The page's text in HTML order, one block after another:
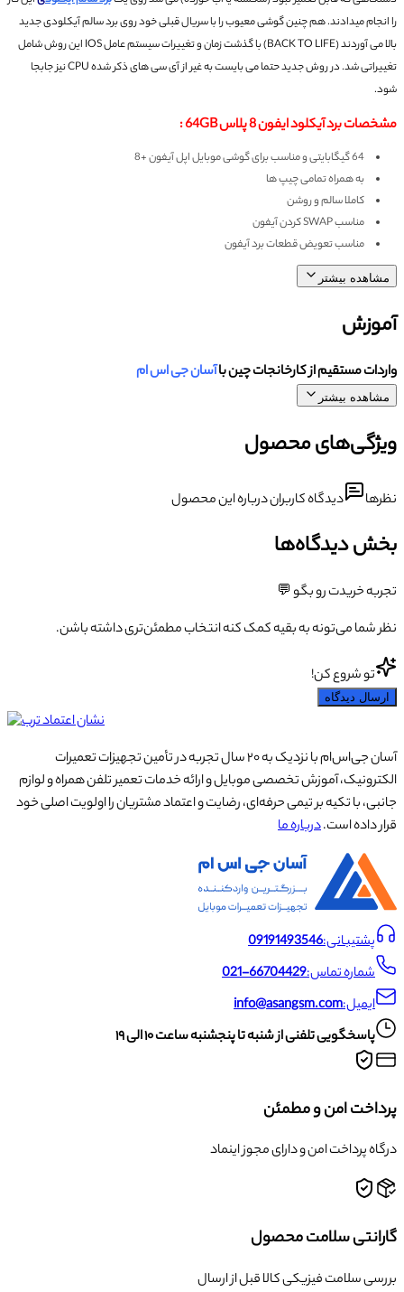
را انجام میدادند.هم چنین گوشی معیوب را با سریال قبلی خود روی برد سالم آیکلودی جدید
بالا می آوردند (BACK TO LIFE)
با گذشت زمان و تغییرات سیستم عامل IOS این روش شامل
تغییراتی شد.
در روش جدید حتما می بایست به غیر از آی سی های ذکر شده CPU نیز جابجا
شود.
مشخصات برد آیکلود ایفون 8 پلاس 64GB :
64 گیگابایتی و مناسب برای گوشی موبایل اپل آیفون +8
به همراه تمامی چیپ ها
کاملا سالم و روشن
مناسب SWAP کردن آیفون
مناسب تعویض قطعات برد آیفون
مشاهده بیشتر
آموزش
واردات مستقیم از کارخانجات چین باآسان جی اس ام
مشاهده بیشتر
ویژگی‌های محصول
نظرها دیدگاه کاربران درباره این محصول
بخش دیدگاه‌ها
تجربه خریدت رو بگو 💬
نظر شما می‌تونه به بقیه کمک کنه انتخاب مطمئن‌تری داشته باشن.
تو شروع کن!
ارسال دیدگاه
آسان جی‌اس‌ام با نزدیک به ۲۰ سال تجربه در تأمین تجهیزات تعمیرات
الکترونیک، آموزش تخصصی موبایل و ارائه خدمات تعمیر تلفن همراه و لوازم
جانبی، با تکیه بر تیمی حرفه‌ای، رضایت و اعتماد مشتریان را اولویت اصلی خود
قرار داده است.درباره ما
پشتیبانی:09191493546
شماره تماس:021-66704429
ایمیل:info@asangsm.com
پاسخگویی تلفنی از شنبه تا پنجشنبه ساعت ۱۰ الی ۱۹
پرداخت امن و مطمئن
درگاه پرداخت امن و دارای مجوز اینماد
گارانتی سلامت محصول
بررسی سلامت فیزیکی کالا قبل از ارسال